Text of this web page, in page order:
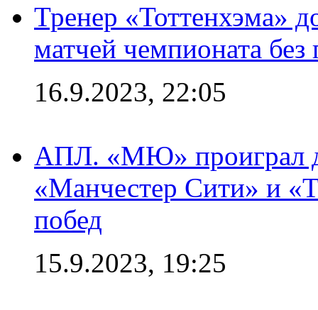
Тренер «Тоттенхэма»
матчей чемпионата
16.9.2023, 22:05
АПЛ. «МЮ» проиграл
«Манчестер Сити» и
побед
15.9.2023, 19:25